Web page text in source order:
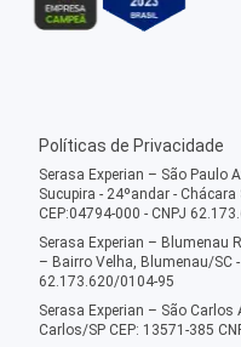
Políticas de Privacidade
Serasa Experian – São Paulo
Sucupira - 24ºandar -
CEP:04794-000 - CNPJ
Serasa Experian – Blumenau
– Bairro Velha, Blumenau/SC
62.173.620/0104-95
Serasa Experian – São Carlos
Carlos/SP CEP: 13571-385